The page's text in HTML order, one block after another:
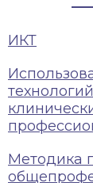
ИКТ
Методика